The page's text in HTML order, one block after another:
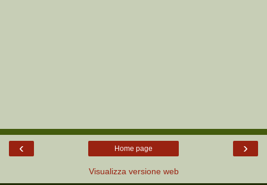
‹ ›
Home page
Visualizza versione web